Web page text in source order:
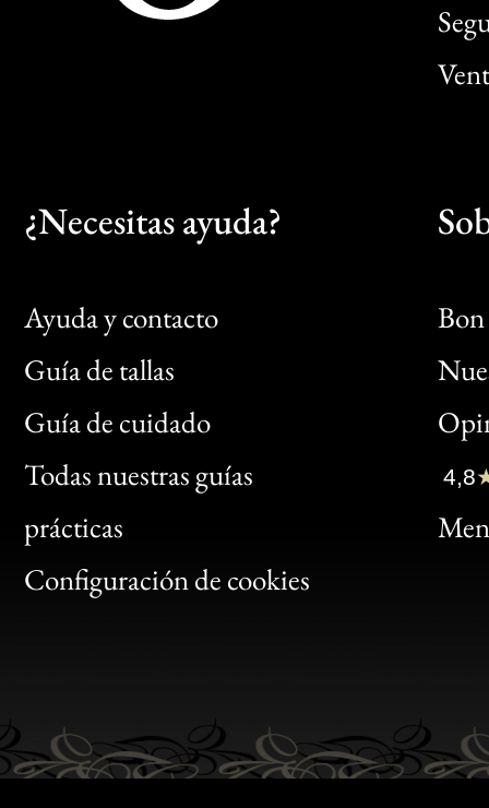
¿Necesitas ayuda?
Ayuda y contacto
Guía de tallas
Guía de cuidado
Todas nuestras guías
prácticas
Configuración de cookies
Bon
Clic
Bon
4,8